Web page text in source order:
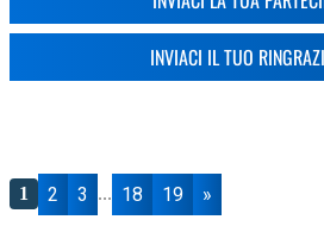
INVIACI IL TUO
1 2 3 ... 18 19 »